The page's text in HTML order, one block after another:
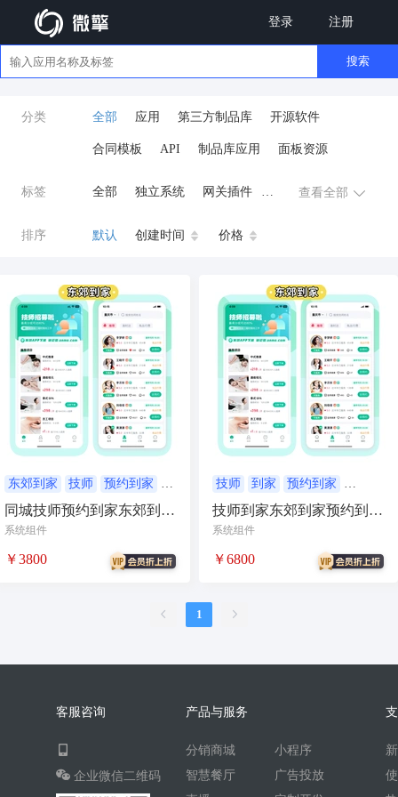
登录 注册
搜索
分类 全部 应用 第三方制品库 开源软件
合同模板 API 制品库应用 面板资源
标签 全部 独立系统 网关插件
商城系统
公众号 数据库/中间件
餐饮小程序
流量主变现 ai
AI人工智能 驾校
合同 资源变现 商城 ai
游戏 租赁合同 上门
小程序商城 saas AI音乐
考试小程序
运行环境 视频混剪
热门短剧系统 跑腿
查看全部
排序 默认 创建时间 价格
东郊到家 技师
预约到家
技师到家
同城技师预约到家东郊到家
SPA按摩到家
系统组件
￥3800
技师 到家
预约到家
技师到家
技师到家东郊到家预约到家
上门服务系
系统组件
￥6800
1
客服咨询
企业微信二维码
产品与服务
分销商城
智慧餐厅
小程序
广告投放